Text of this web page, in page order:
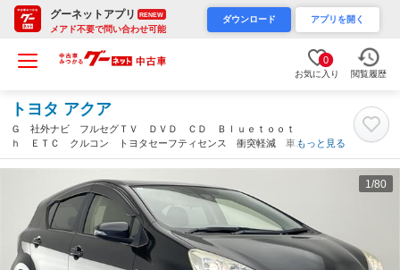
グーネットアプリ RENEW
メアド不要で問い合わせ可能
ダウンロード アプリを開く
0
お気に入り 閲覧履歴
トヨタ アクア
Ｇ 社外ナビ フルセグＴＶ ＤＶＤ ＣＤ Ｂｌｕｅｔｏｏｔ
ｈ ＥＴＣ クルコン トヨタセーフティセンス 衝突軽減 車線
逸脱 オートライト オートハイビーム フロアマット 電動格納
ミラー スペアタイヤ 禁煙（愛知県）
もっと見る
1 /80